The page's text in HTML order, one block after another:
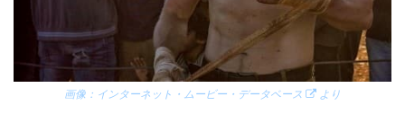
画像： インターネット・ムービー・データベース より